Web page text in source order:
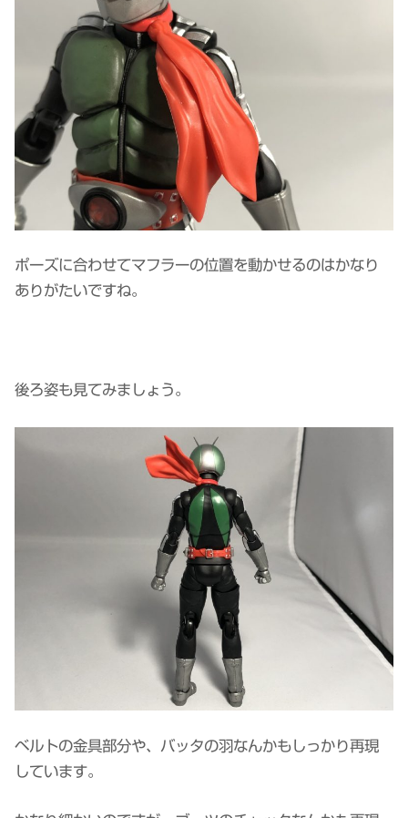
ポーズに合わせてマフラーの位置を動かせるのはかなり
ありがたいですね。
後ろ姿も見てみましょう。
ベルトの金具部分や、バッタの羽なんかもしっかり再現
しています。